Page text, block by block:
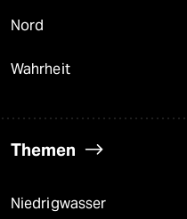
Nord
Wahrheit
Themen
Niedrigwasser